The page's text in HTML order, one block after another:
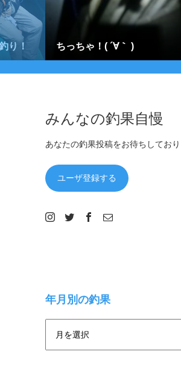
り！ ちっちゃ！( ´∀｀ )
みんなの釣果自慢
あなたの釣果投稿をお待ちしており
ユーザ登録する
年月別の釣果